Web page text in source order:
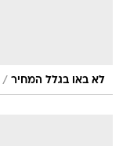
לא באו בגלל המחיר /